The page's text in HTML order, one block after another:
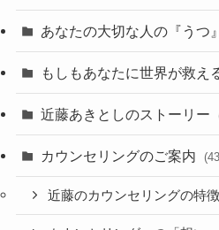
あなたの大切な人の『うつ
もしもあなたに世界が救え
近藤あきとしのストーリー
カウンセリングのご案内
近藤のカウンセリングの特徴